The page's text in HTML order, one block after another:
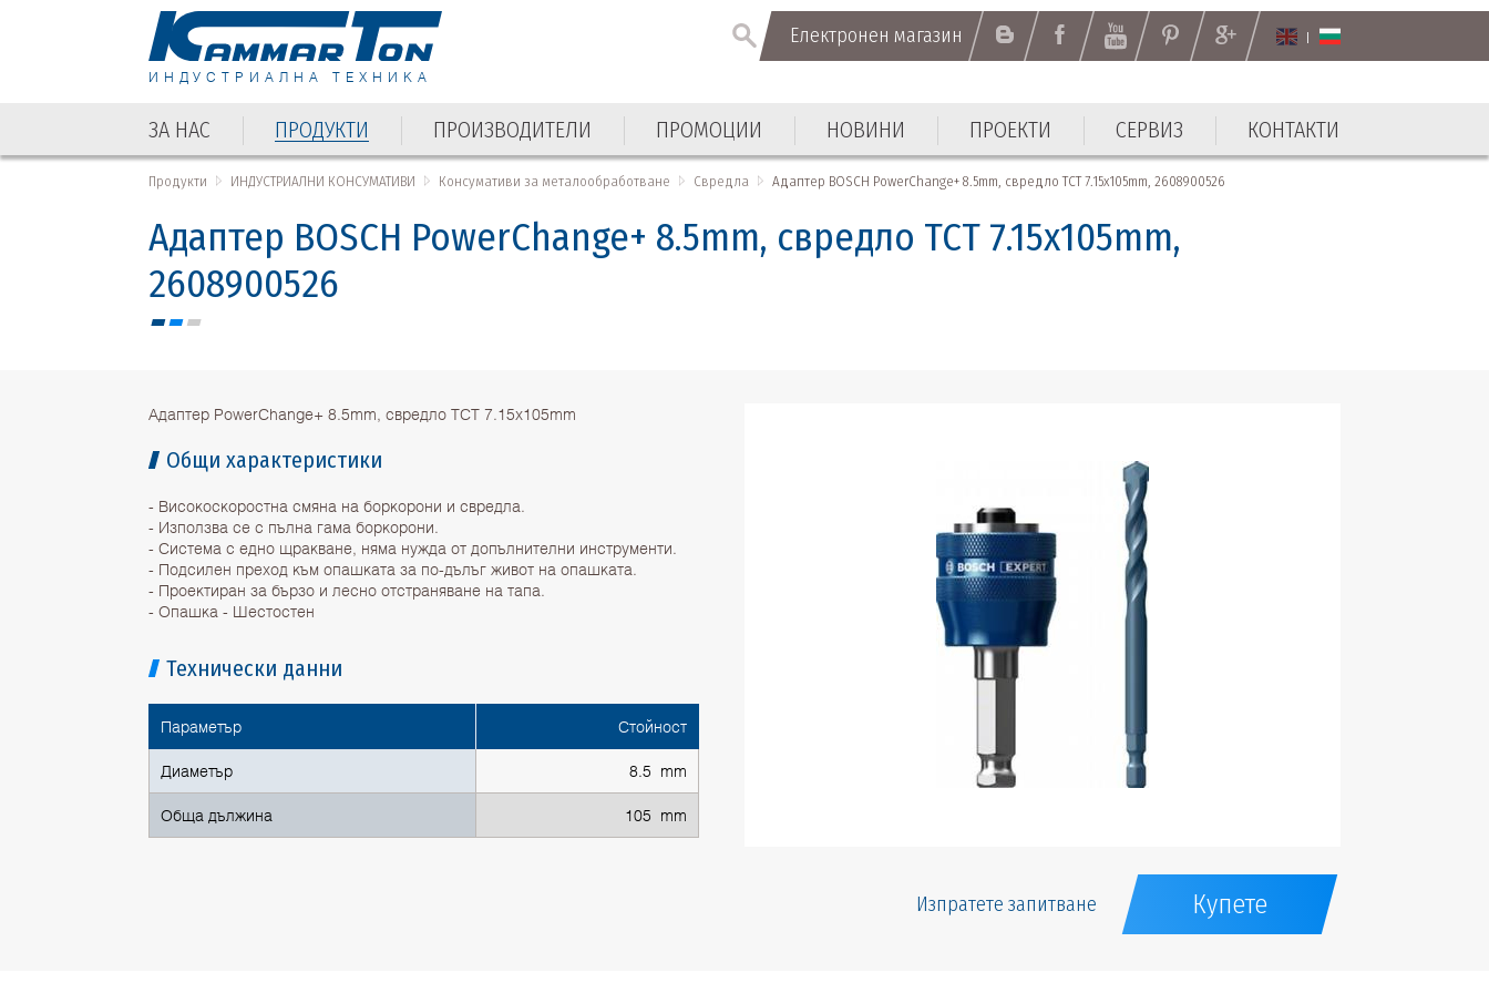
ИНДУСТРИАЛНА ТЕХНИКА
Електронен магазин
ЗА НАС ПРОДУКТИ ПРОИЗВОДИТЕЛИ ПРОМОЦИИ НОВИНИ ПРОЕКТИ СЕРВИЗ КОНТАКТИ
Електронен магазин
ЗА НАС ПРОДУКТИ
Продукти ИНДУСТРИАЛНИ КОНСУМАТИВИ Консумативи за металообработване Свредла Адаптер BOSCH PowerChange+ 8.5mm, свредло TCT 7.15x105mm, 2608900526
Адаптер BOSCH PowerChange+ 8.5mm, свредло TCT 7.15x105mm,
2608900526
Адаптер PowerChange+ 8.5mm, свредло TCT 7.15x105mm
Общи характеристики
- Високоскоростна смяна на боркорони и свредла.
- Използва се с пълна гама боркорони.
- Система с едно щракване, няма нужда от допълнителни инструменти.
- Подсилен преход към опашката за по-дълъг живот на опашката.
- Проектиран за бързо и лесно отстраняване на тапа.
- Опашка - Шестостен
Технически данни
Параметър Стойност
Диаметър 8.5 mm
Обща дължина 105 mm
Изпратете запитване Купете